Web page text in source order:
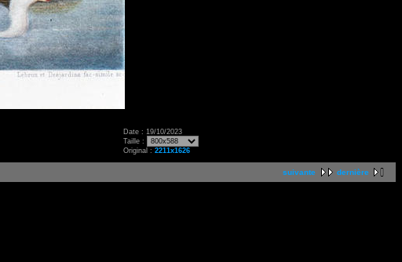
Date : 19/10/2023
Taille :
Original : 2211x1626
suivante dernière